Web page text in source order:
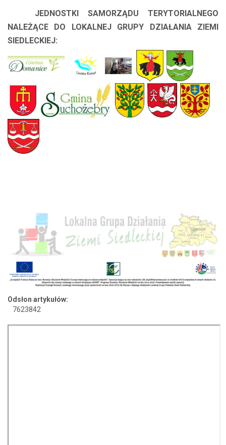
JEDNOSTKI SAMORZĄDU TERYTORIALNEGO
NALEŻĄCE DO LOKALNEJ GRUPY DZIAŁANIA ZIEMI
SIEDLECKIEJ:
Odsłon artykułów:
7623842